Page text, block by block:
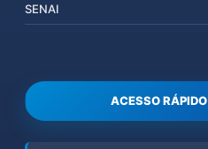
SENAI
ACESSO RÁPIDO